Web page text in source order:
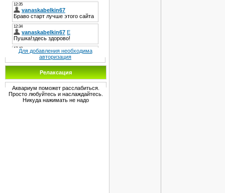
Для добавления необходима
авторизация
Релаксация
Аквариум поможет расслабиться.
Просто любуйтесь и наслаждайтесь.
Никуда нажимать не надо